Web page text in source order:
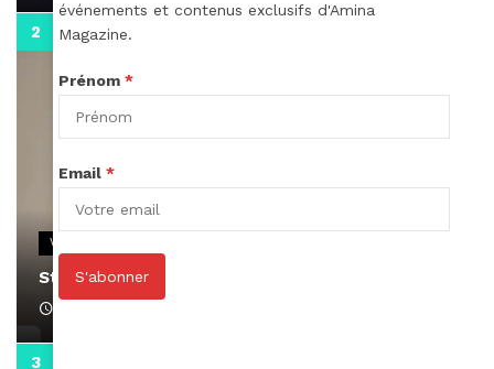
VIDEOS
Stacy passe un message
événements et contenus exclusifs d'Amina
Magazine.
Prénom *
Email *
S'abonner